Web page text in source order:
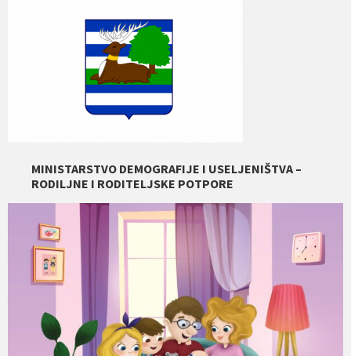
MINISTARSTVO DEMOGRAFIJE I USELJENIŠTVA –
RODILJNE I RODITELJSKE POTPORE